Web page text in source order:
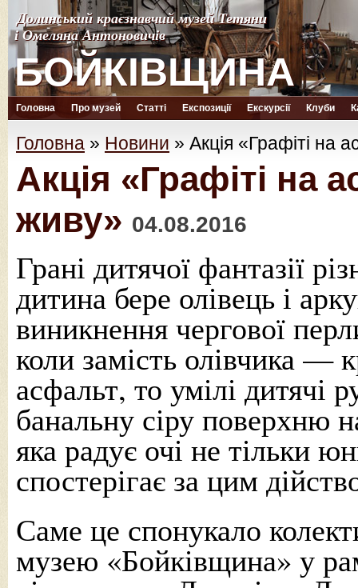
Долинський краєзнавчий музей Тетяни
і Омеляна Антоновичів
БОЙКІВЩИНА
Долинський краєзнавчий музей Тетяни
і Омеляна Антоновичів
БОЙКІВЩИНА
Головна Про музей Статті Експозиції Екскурсії Клуби
Головна » Новини » Акція «Графіті на
Акція «Графіті на
живу» 04.08.2016
Грані дитячої фантазії
дитина бере олівець і
виникнення чергової
коли замість олівчика —
асфальт, то умілі дитячі
банальну сіру поверхню
яка радує очі не тільки
спостерігає за цим
Саме це спонукало
музею «Бойківщина» у